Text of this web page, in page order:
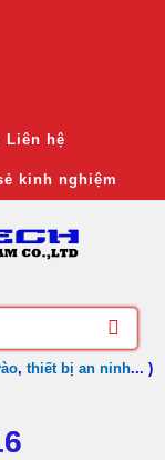
Liên hệ
kinh nghiệm
, thiết bị an ninh... )